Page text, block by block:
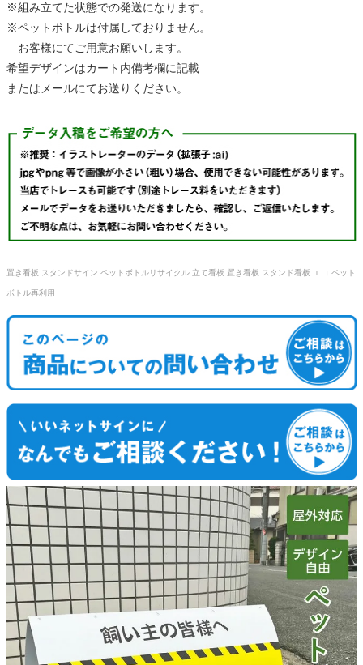
※組み立てた状態での発送になります。
※ペットボトルは付属しておりません。
お客様にてご用意お願いします。
希望デザインはカート内備考欄に記載
またはメールにてお送りください。
置き看板 スタンドサイン ペットボトルリサイクル 立て看板 置き看板 スタンド看板 エコ ペット
ボトル再利用